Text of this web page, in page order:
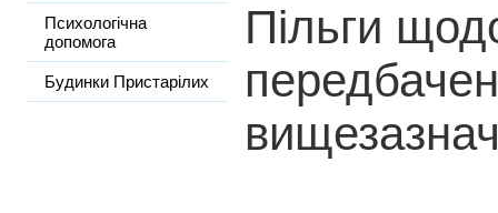
Психологічна
допомога
Будинки Пристарілих
Пільги